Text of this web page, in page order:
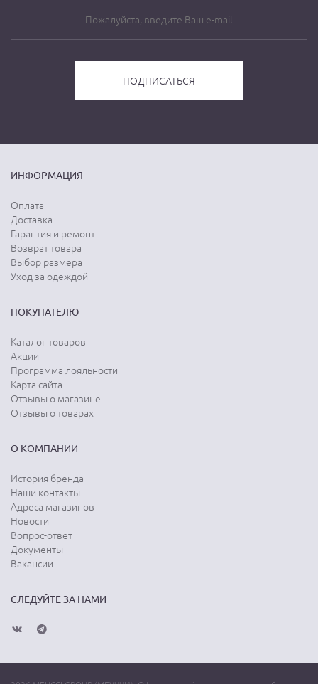
ИНФОРМАЦИЯ
Оплата
Доставка
Гарантия и ремонт
Возврат товара
Выбор размера
Уход за одеждой
ПОКУПАТЕЛЮ
Каталог товаров
Акции
Программа лояльности
Карта сайта
Отзывы о магазине
Отзывы о товарах
О КОМПАНИИ
История бренда
Наши контакты
Адреса магазинов
Новости
Вопрос-ответ
Документы
Вакансии
СЛЕДУЙТЕ ЗА НАМИ